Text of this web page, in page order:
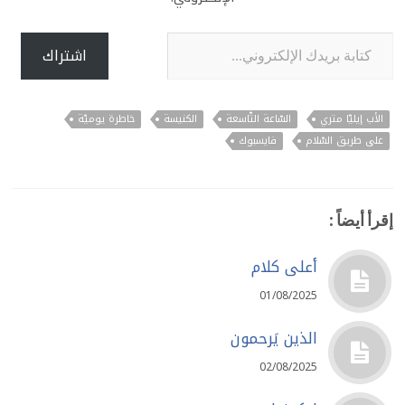
كتابة بريدك الإلكتروني...
اشتراك
الأب إيليّا متري السّاعة التّاسعة الكنيسة
خاطرة يوميّة
على طريق السّلام
فايسبوك
إقرأ أيضاً :
أعلى كلام
01/08/2025
الذين يَرحمون
02/08/2025